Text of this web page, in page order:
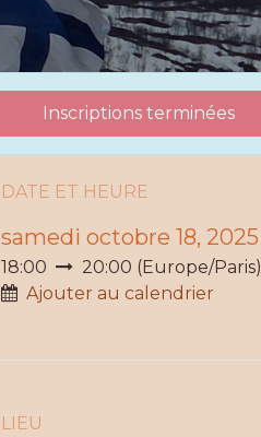
Inscriptions terminées
DATE ET H EURE
samedi octobre 18, 2025
18:00 20:00 (Europe/Paris)
Ajouter au calendrier
LIEU